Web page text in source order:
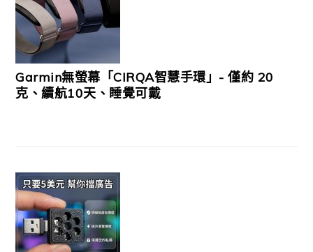
Garmin無螢幕「CIRQA智慧手環」- 僅約 20
克、續航10天、睡覺可戴